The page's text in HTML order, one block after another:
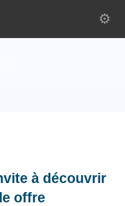
à découvrir
offre